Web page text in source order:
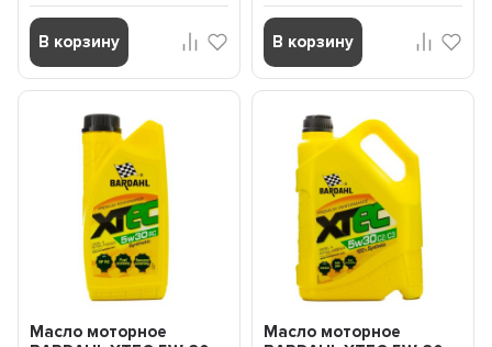
В корзину В корзину
Масло моторное
Масло моторное